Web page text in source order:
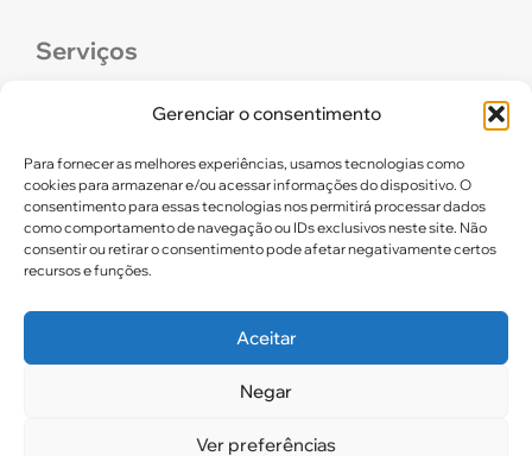
Gerenciar o consentimento
Para fornecer as melhores experiências, usamos tecnologias como
cookies para armazenar e/ou acessar informações do dispositivo. O
consentimento para essas tecnologias nos permitirá processar dados
como comportamento de navegação ou IDs exclusivos neste site. Não
consentir ou retirar o consentimento pode afetar negativamente certos
recursos e funções.
Aceitar
Negar
Ver preferências
Serviços
Links úteis
Certidão de Quitação Eleitoral
Parceiros CREF16